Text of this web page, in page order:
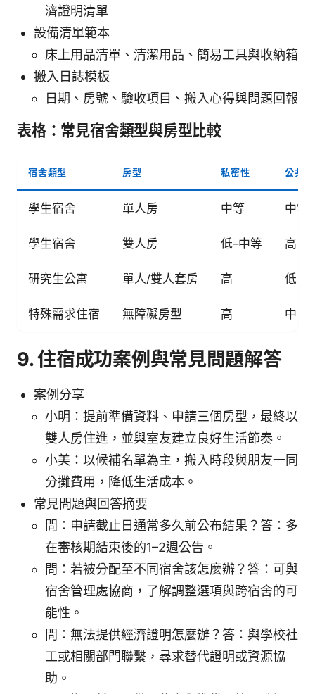
濟證明清單
設備清單範本
床上用品清單、清潔用品、簡易工具與收納箱
搬入日誌模板
日期、房號、驗收項目、搬入心得與問題回報
表格：常見宿舍類型與房型比較
宿舍類型 房型 私密性 公共
學生宿舍 單人房 中等 中等
學生宿舍 雙人房 低–中等 高
研究生公寓 單人/雙人套房 高 低
特殊需求住宿 無障礙房型 高 中
9. 住宿成功案例與常見問題解答
案例分享
小明：提前準備資料、申請三個房型，最終以
雙人房住進，並與室友建立良好生活節奏。
小美：以候補名單為主，搬入時段與朋友一同
分攤費用，降低生活成本。
常見問題與回答摘要
問：申請截止日通常多久前公布結果？答：多
在審核期結束後的1–2週公告。
問：若被分配至不同宿舍該怎麼辦？答：可與
宿舍管理處協商，了解調整選項與跨宿舍的可
能性。
問：無法提供經濟證明怎麼辦？答：與學校社
工或相關部門聯繫，尋求替代證明或資源協
助。